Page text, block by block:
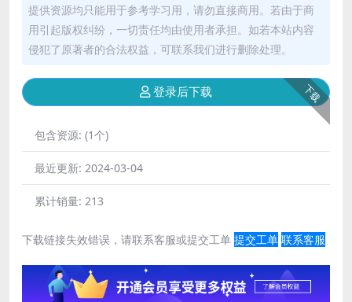
提供资源均只能用于参考学习用，请勿直接商用。若由于商
用引起版权纠纷，一切责任均由使用者承担。如若本站内容
侵犯了原著者的合法权益，可联系我们进行删除处理。
下载
登录后下载
包含资源: (1个)
最近更新: 2024-03-04
累计销量: 213
下载链接失效错误，请联系客服或提交工单 提交工单 联系客服